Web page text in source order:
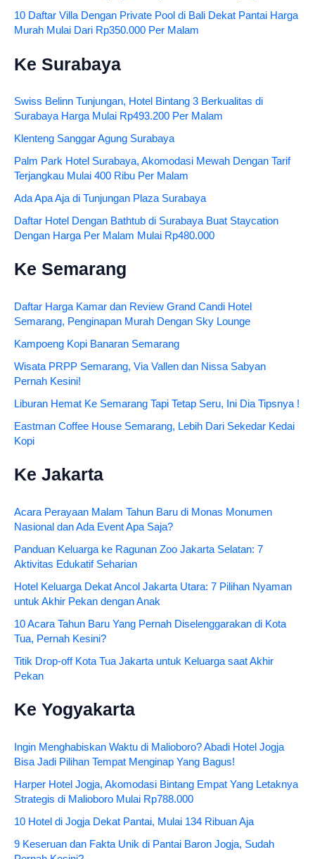
10 Daftar Villa Dengan Private Pool di Bali Dekat Pantai Harga
Murah Mulai Dari Rp350.000 Per Malam
Ke Surabaya
Swiss Belinn Tunjungan, Hotel Bintang 3 Berkualitas di
Surabaya Harga Mulai Rp493.200 Per Malam
Klenteng Sanggar Agung Surabaya
Palm Park Hotel Surabaya, Akomodasi Mewah Dengan Tarif
Terjangkau Mulai 400 Ribu Per Malam
Ada Apa Aja di Tunjungan Plaza Surabaya
Daftar Hotel Dengan Bathtub di Surabaya Buat Staycation
Dengan Harga Per Malam Mulai Rp480.000
Ke Semarang
Daftar Harga Kamar dan Review Grand Candi Hotel
Semarang, Penginapan Murah Dengan Sky Lounge
Kampoeng Kopi Banaran Semarang
Wisata PRPP Semarang, Via Vallen dan Nissa Sabyan
Pernah Kesini!
Liburan Hemat Ke Semarang Tapi Tetap Seru, Ini Dia Tipsnya !
Eastman Coffee House Semarang, Lebih Dari Sekedar Kedai
Kopi
Ke Jakarta
Acara Perayaan Malam Tahun Baru di Monas Monumen
Nasional dan Ada Event Apa Saja?
Panduan Keluarga ke Ragunan Zoo Jakarta Selatan: 7
Aktivitas Edukatif Seharian
Hotel Keluarga Dekat Ancol Jakarta Utara: 7 Pilihan Nyaman
untuk Akhir Pekan dengan Anak
10 Acara Tahun Baru Yang Pernah Diselenggarakan di Kota
Tua, Pernah Kesini?
Titik Drop-off Kota Tua Jakarta untuk Keluarga saat Akhir
Pekan
Ke Yogyakarta
Ingin Menghabiskan Waktu di Malioboro? Abadi Hotel Jogja
Bisa Jadi Pilihan Tempat Menginap Yang Bagus!
Harper Hotel Jogja, Akomodasi Bintang Empat Yang Letaknya
Strategis di Malioboro Mulai Rp788.000
10 Hotel di Jogja Dekat Pantai, Mulai 134 Ribuan Aja
9 Keseruan dan Fakta Unik di Pantai Baron Jogja, Sudah